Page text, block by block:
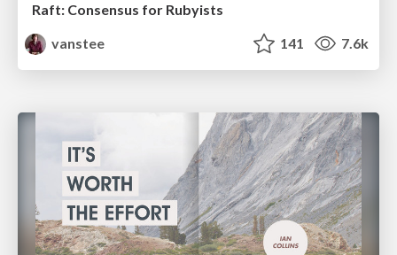
Raft: Consensus for Rubyists
vanstee
141 7.6k